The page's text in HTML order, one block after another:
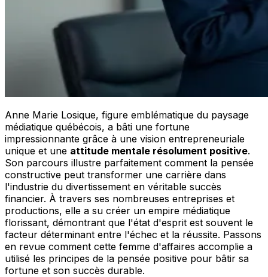
Anne Marie Losique, figure emblématique du paysage
médiatique québécois, a bâti une fortune
impressionnante grâce à une vision entrepreneuriale
unique et une attitude mentale résolument positive.
Son parcours illustre parfaitement comment la pensée
constructive peut transformer une carrière dans
l'industrie du divertissement en véritable succès
financier. À travers ses nombreuses entreprises et
productions, elle a su créer un empire médiatique
florissant, démontrant que l'état d'esprit est souvent le
facteur déterminant entre l'échec et la réussite. Passons
en revue comment cette femme d'affaires accomplie a
utilisé les principes de la pensée positive pour bâtir sa
fortune et son succès durable.